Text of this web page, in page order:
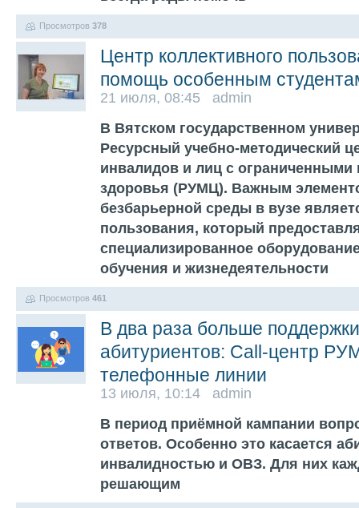
Просмотров 378
Центр коллективного
помощь особенным
21 июля, 08:45 admin
В Вятском государственном
Ресурсный учебно-методический
инвалидов и лиц с
здоровья (РУМЦ). Важным
безбарьерной среды в вузе
пользования, который
специализированное
обучения и жизнедеятельности
Просмотров 461
В два раза больше
абитуриентов: Call-центр
телефонные линии
13 июля, 10:14 admin
В период приёмной кампании
ответов. Особенно это касается
инвалидностью и ОВЗ. Для них
решающим